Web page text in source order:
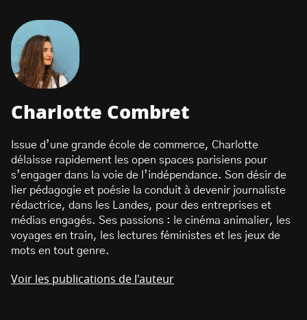
Charlotte Combret
Issue d’une grande école de commerce, Charlotte
délaisse rapidement les open spaces parisiens pour
s’engager dans la voie de l’indépendance. Son désir de
lier pédagogie et poésie la conduit à devenir journaliste
rédactrice, dans les Landes, pour des entreprises et
médias engagés. Ses passions : le cinéma animalier, les
voyages en train, les lectures féministes et les jeux de
mots en tout genre.
Voir les publications de l'auteur